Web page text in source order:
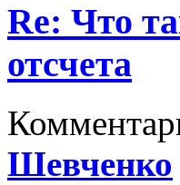
Re: Что
отсчета
Шевченко